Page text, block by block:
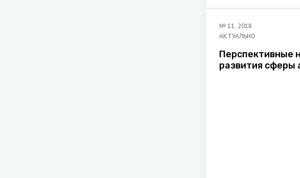
№ 11, 2018
АКТУАЛЬНО
Перспективные
развития сферы